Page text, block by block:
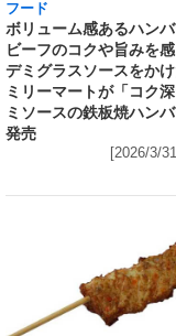
フード
ボリューム感あるハンバ
ビーフのコクや旨みを
デミグラスソースをか
ミリーマートが「コク
ミソースの鉄板焼ハン
発売
[2026/3/